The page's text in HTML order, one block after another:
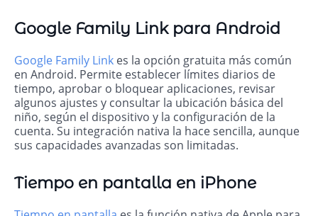
Google Family Link para Android
Google Family Link es la opción gratuita más común
en Android. Permite establecer límites diarios de
tiempo, aprobar o bloquear aplicaciones, revisar
algunos ajustes y consultar la ubicación básica del
niño, según el dispositivo y la configuración de la
cuenta. Su integración nativa la hace sencilla, aunque
sus capacidades avanzadas son limitadas.
Tiempo en pantalla en iPhone